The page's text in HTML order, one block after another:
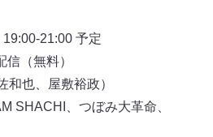
21:00 予定
（無料）
和也、屋敷裕政）
SHACHI、つぼみ大革命、